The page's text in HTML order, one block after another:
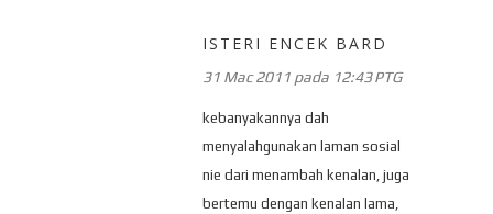
ISTERI ENCEK BARD
31 Mac 2011 pada 12:43 PTG
kebanyakannya dah
menyalahgunakan laman sosial
nie dari menambah kenalan, juga
bertemu dengan kenalan lama,